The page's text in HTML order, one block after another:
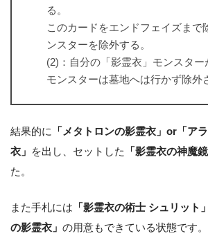
る。
このカードをエンドフェイズまで
ンスターを除外する。
(2)：自分の「影霊衣」モンスター
モンスターは墓地へは行かず除外
結果的に
「メタトロンの影霊衣」or「ア
衣」 を出し、セットした 「影霊衣の神魔鏡
た。
また手札には 「影霊衣の術士 シュリット」
の影霊衣」 の用意もできている状態です。